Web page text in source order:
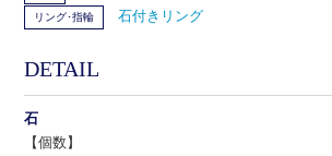
リング･指輪 石付きリング
DETAIL
石
【個数】